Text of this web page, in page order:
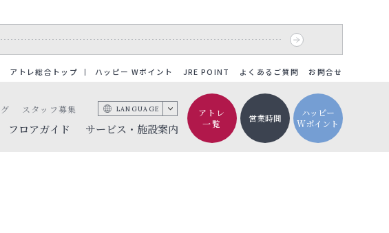
アトレ総合トップ ハッピー Wポイント JRE POINT よくあるご質問 お問合せ
フロアガイド サービス・施設案内
スタッフ募集 LANGUAGE
アトレ
一覧
営業時間
ハッピー
Wポイント